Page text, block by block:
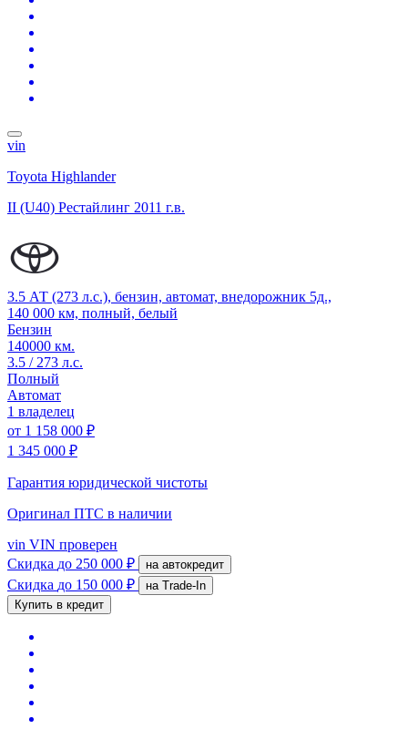
vin
Toyota Highlander
II (U40) Рестайлинг 2011 г.в.
3.5 АТ (273 л.с.), бензин, автомат, внедорожник 5д.,
140 000 км, полный, белый
Бензин
140000 км.
3.5 / 273 л.с.
Полный
Автомат
1 владелец
от 1 158 000 ₽
1 345 000 ₽
Гарантия юридической чистоты
Оригинал ПТС в наличии
vin VIN проверен
Скидка до 250 000 ₽ на автокредит
Скидка до 150 000 ₽
на Trade-In
Купить в кредит